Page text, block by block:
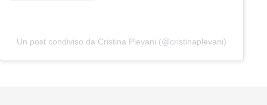
Un post condiviso da Cristina Plevani (@cristinaplevani)